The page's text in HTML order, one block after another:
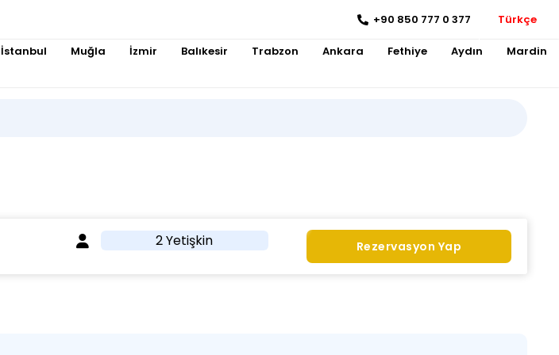
+90 850 777 0 377 Türkçe
İstanbul Muğla İzmir Balıkesir Trabzon Ankara Fethiye Aydın Mardin
2 Yetişkin Rezervasyon Yap